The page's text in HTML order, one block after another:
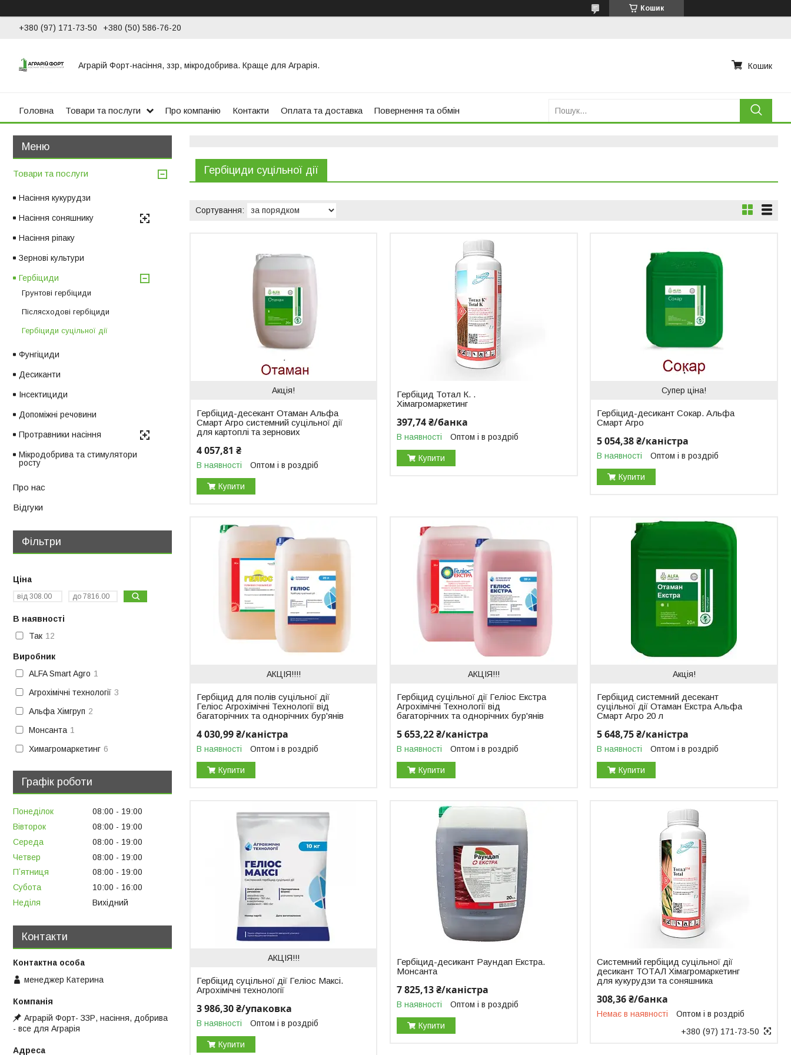
Кошик
+380 (97) 171-73-50 +380 (50) 586-76-20
Аграрій Форт-насіння, ззр, мікродобрива. Краще для Аграрія. Кошик
Головна Товари та послуги Про компанію Контакти Оплата та доставка Повернення та обмін
Гербіциди суцільної дії
Акція!
Гербіцид-десекант Отаман Альфа
Смарт Агро системний суцільної дії
для картоплі та зернових
4 057,81 ₴
В наявності Оптом і в роздріб
Купити
Гербіцид Тотал К. .
Хімагромаркетинг
397,74 ₴/банка
В наявності Оптом і в роздріб
Купити
Супер ціна!
Гербіцид-десикант Сокар. Альфа
Смарт Агро
5 054,38 ₴/каністра
В наявності Оптом і в роздріб
Купити
АКЦІЯ!!!!
Гербіцид для полів суцільної дії
Геліос Агрохімічні Технології від
багаторічних та однорічних бур'янів
4 030,99 ₴/каністра
В наявності Оптом і в роздріб
Купити
АКЦІЯ!!!
Гербіцид суцільної дії Геліос Екстра
Агрохімічні Технології від
багаторічних та однорічних бур'янів
5 653,22 ₴/каністра
В наявності Оптом і в роздріб
Купити
Акція!
Гербіцид системний десекант
суцільної дії Отаман Екстра Альфа
Смарт Агро 20 л
5 648,75 ₴/каністра
В наявності Оптом і в роздріб
Купити
АКЦІЯ!!!
Гербіцид суцільної дії Геліос Максі.
Агрохімічні технології
3 986,30 ₴/упаковка
В наявності Оптом і в роздріб
Купити
Гербіцид-десикант Раундап Екстра.
Монсанта
7 825,13 ₴/каністра
В наявності Оптом і в роздріб
Купити
Системний гербіцид суцільної дії
десикант ТОТАЛ Хімагромаркетинг
для кукурудзи та соняшника
308,36 ₴/банка
Немає в наявності
Оптом і в роздріб
+380 (97) 171-73-50
Товари та послуги
Насіння кукурудзи
Насіння соняшнику
Насіння ріпаку
Зернові культури
Гербіциди
Грунтові гербіциди
Післясходові гербіциди
Гербіциди суцільної дії
Фунгіциди
Десиканти
Інсектициди
Допоміжні речовини
Протравники насіння
Мікродобрива та стимулятори
росту
Про нас
Відгуки
Фільтри
Ціна
В наявності
Так 12
Виробник
ALFA Smart Agro 1
Агрохімічні технології 3
Альфа Хімгруп 2
Монсанта 1
Химагромаркетинг 6
Графік роботи
Понеділок 08:00
19:00
Вівторок
08:00
19:00
Середа
08:00
19:00
Четвер
08:00
19:00
Пʼятниця
08:00
19:00
Субота
10:00
16:00
Неділя
Вихідний
Контакти
менеджер Катерина
Аграрій Форт- ЗЗР, насіння, добрива
- все для Аграрія